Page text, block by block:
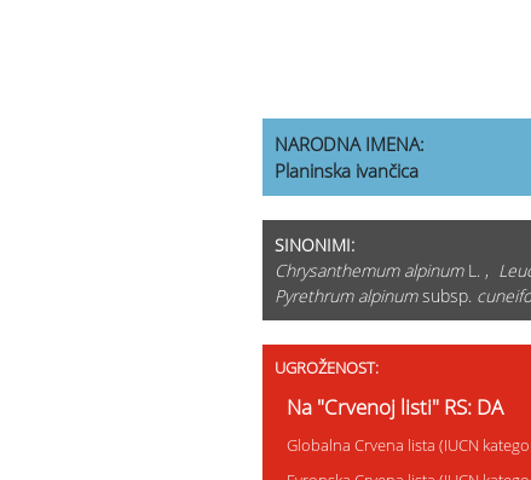
NARODNA IMENA:
Planinska ivančica
SINONIMI:
Chrysanthemum alpinumL. ,
Pyrethrum alpinumsubsp.
UGROŽENOST:
Na "Crvenoj listi" RS: DA
Globalna Crvena lista (IUCN